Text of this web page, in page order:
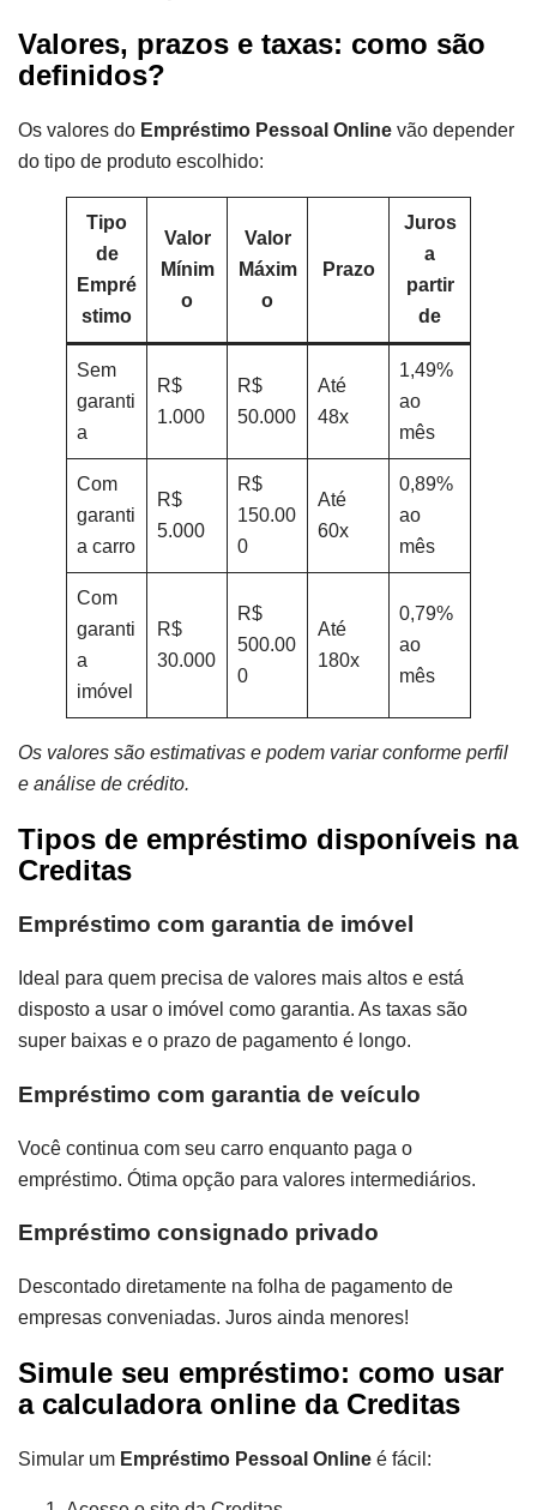
Valores, prazos e taxas: como são
definidos?
Os valores do Empréstimo Pessoal Online vão depender
do tipo de produto escolhido:
Tipo
de
Empré
stimo
Valor
Mínim
o
Valor
Máxim
o
Prazo
Juros
a
partir
de
Sem
garanti
a
R$
1.000
R$
50.000
Até
48x
1,49%
ao
mês
Com
garanti
a carro
R$
5.000
R$
150.00
0
Até
60x
0,89%
ao
mês
Com
garanti
a
imóvel
R$
30.000
R$
500.00
0
Até
180x
0,79%
ao
mês
Os valores são estimativas e podem variar conforme perfil
e análise de crédito.
Tipos de empréstimo disponíveis na
Creditas
Empréstimo com garantia de imóvel
Ideal para quem precisa de valores mais altos e está
disposto a usar o imóvel como garantia. As taxas são
super baixas e o prazo de pagamento é longo.
Empréstimo com garantia de veículo
Você continua com seu carro enquanto paga o
empréstimo. Ótima opção para valores intermediários.
Empréstimo consignado privado
Descontado diretamente na folha de pagamento de
empresas conveniadas. Juros ainda menores!
Simule seu empréstimo: como usar
a calculadora online da Creditas
Simular um Empréstimo Pessoal Online é fácil: